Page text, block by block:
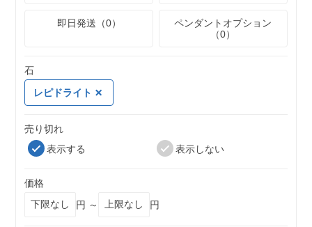
即日発送（0）
ペンダントオプション
（0）
石
レピドライト
売り切れ
表示する
表示しない
価格
円 ～
円